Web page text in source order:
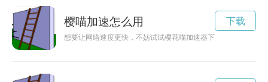
樱喵加速怎么用
想要让网络速度更快，不妨试试樱花喵加速器下载，让你的上网
下载